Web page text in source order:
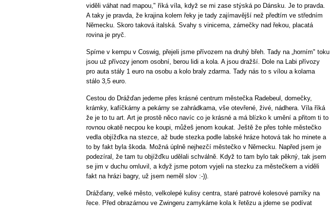
viděli váhat nad mapou," říká víla, když se mi zase stýská po Dánsku. Je to pravda.
A taky je pravda, že krajina kolem řeky je tady zajímavější než předtím ve středním
Německu. Skoro taková italská. Svahy s vinicema, zámečky nad řekou, placatá
rovina je pryč.
Spíme v kempu v Coswig, přejeli jsme přívozem na druhý břeh. Tady na „horním" toku
jsou už přívozy jenom osobní, berou lidi a kola. A jsou dražší. Dole na Labi přívozy
pro auta stály 1 euro na osobu a kolo braly zdarma. Tady nás to s vílou a kolama
stálo 3,5 euro.
Cestou do Drážďan jedeme přes krásné centrum městečka Radebeul, domečky,
krámky, kafíčkárny a pekárny se zahrádkama, vše otevřené, živé, nádhera. Víla říká
že je to tu art. Art je prostě něco navíc co je krásné a má blízko k umění a přitom ti to
rovnou okatě necpou ke koupi, můžeš jenom koukat. Ještě že přes tohle městečko
vedla objížďka na stezce, až bude stezka podle labské hráze hotová tak ho minete a
to by fakt byla škoda. Možná úplně nejhezčí městečko v Německu. Napřed jsem je
podezíral, že tam tu objížďku udělali schválně. Když to tam bylo tak pěkný, tak jsem
se jim v duchu omluvil, a když jsme potom vyjeli na stezku za městečkem a viděli
fakt na hrázi bagry, už jsem neměl slov :-)).
Drážďany, velké město, velkolepé kulisy centra, staré patrové kolesové parníky na
řece. Před obrazárnou ve Zwingeru zamykáme kola k řetězu a jdeme se podívat